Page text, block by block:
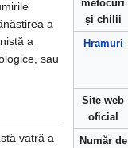
metocuri
și chilii
Hramuri
Site web
oficial
Număr de
a
a
sau
vatră a